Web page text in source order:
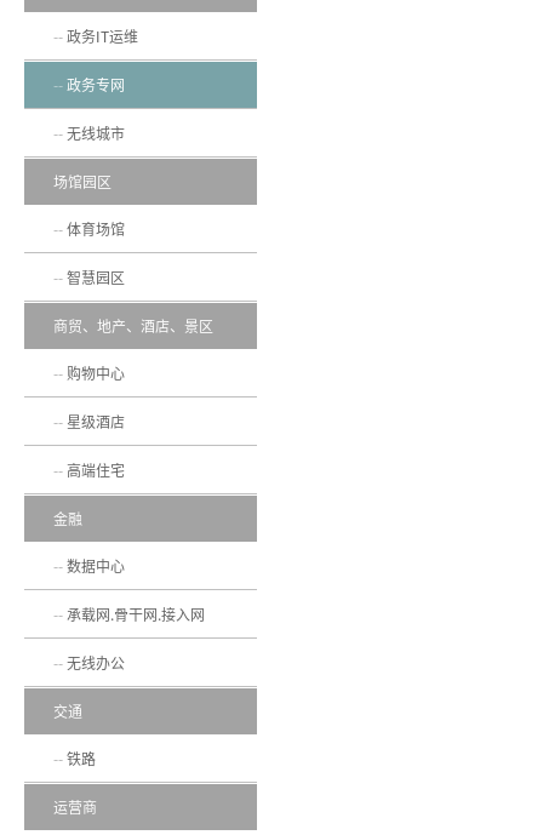
政务IT运维
政务专网
无线城市
场馆园区
体育场馆
智慧园区
商贸、地产、酒店、景区
购物中心
星级酒店
高端住宅
金融
数据中心
承载网.骨干网.接入网
无线办公
交通
铁路
运营商